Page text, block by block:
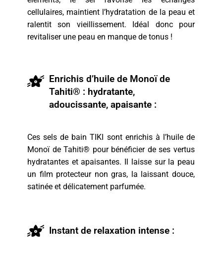
cellulaires, maintient l’hydratation de la peau et
ralentit son vieillissement. Idéal donc pour
revitaliser une peau en manque de tonus !
Enrichis d’huile de Monoï de
Tahiti® : hydratante,
adoucissante, apaisante :
Ces sels de bain TIKI sont enrichis à l’huile de
Monoï de Tahiti® pour bénéficier de ses vertus
hydratantes et apaisantes. Il laisse sur la peau
un film protecteur non gras, la laissant douce,
satinée et délicatement parfumée.
Instant de relaxation intense :